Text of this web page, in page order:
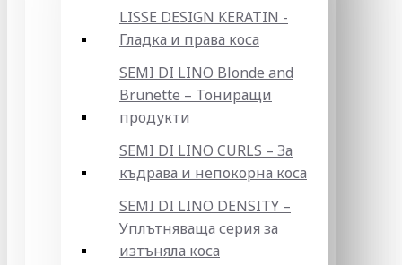
LISSE DESIGN KERATIN -
Гладка и права коса
SEMI DI LINO Blonde and
Brunette – Тониращи
продукти
SEMI DI LINO CURLS – За
къдрава и непокорна коса
SEMI DI LINO DENSITY –
Уплътняваща серия за
изтъняла коса